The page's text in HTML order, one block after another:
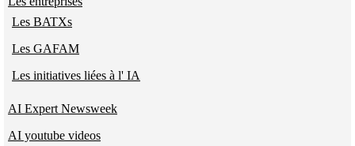
Les BATXs
Les GAFAM
Les initiatives liées à l' IA
AI Expert Newsweek
AI youtube videos